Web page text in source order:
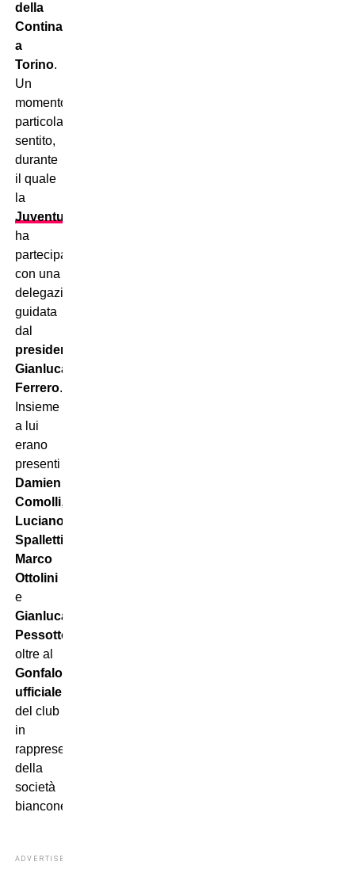
della
Continassa
a
Torino.
Un
momento
particolarmente
sentito,
durante
il quale
la
Juventus
ha
partecipato
con una
delegazione
guidata
dal
presidente
Gianluca
Ferrero.
Insieme
a lui
erano
presenti
Damien
Comolli,
Luciano
Spalletti
Marco
Ottolini
e
Gianluca
Pessotto
oltre al
Gonfalone
ufficiale
del club
in
rappresentanza
della
società
bianconera.
ADVERTISEMENT